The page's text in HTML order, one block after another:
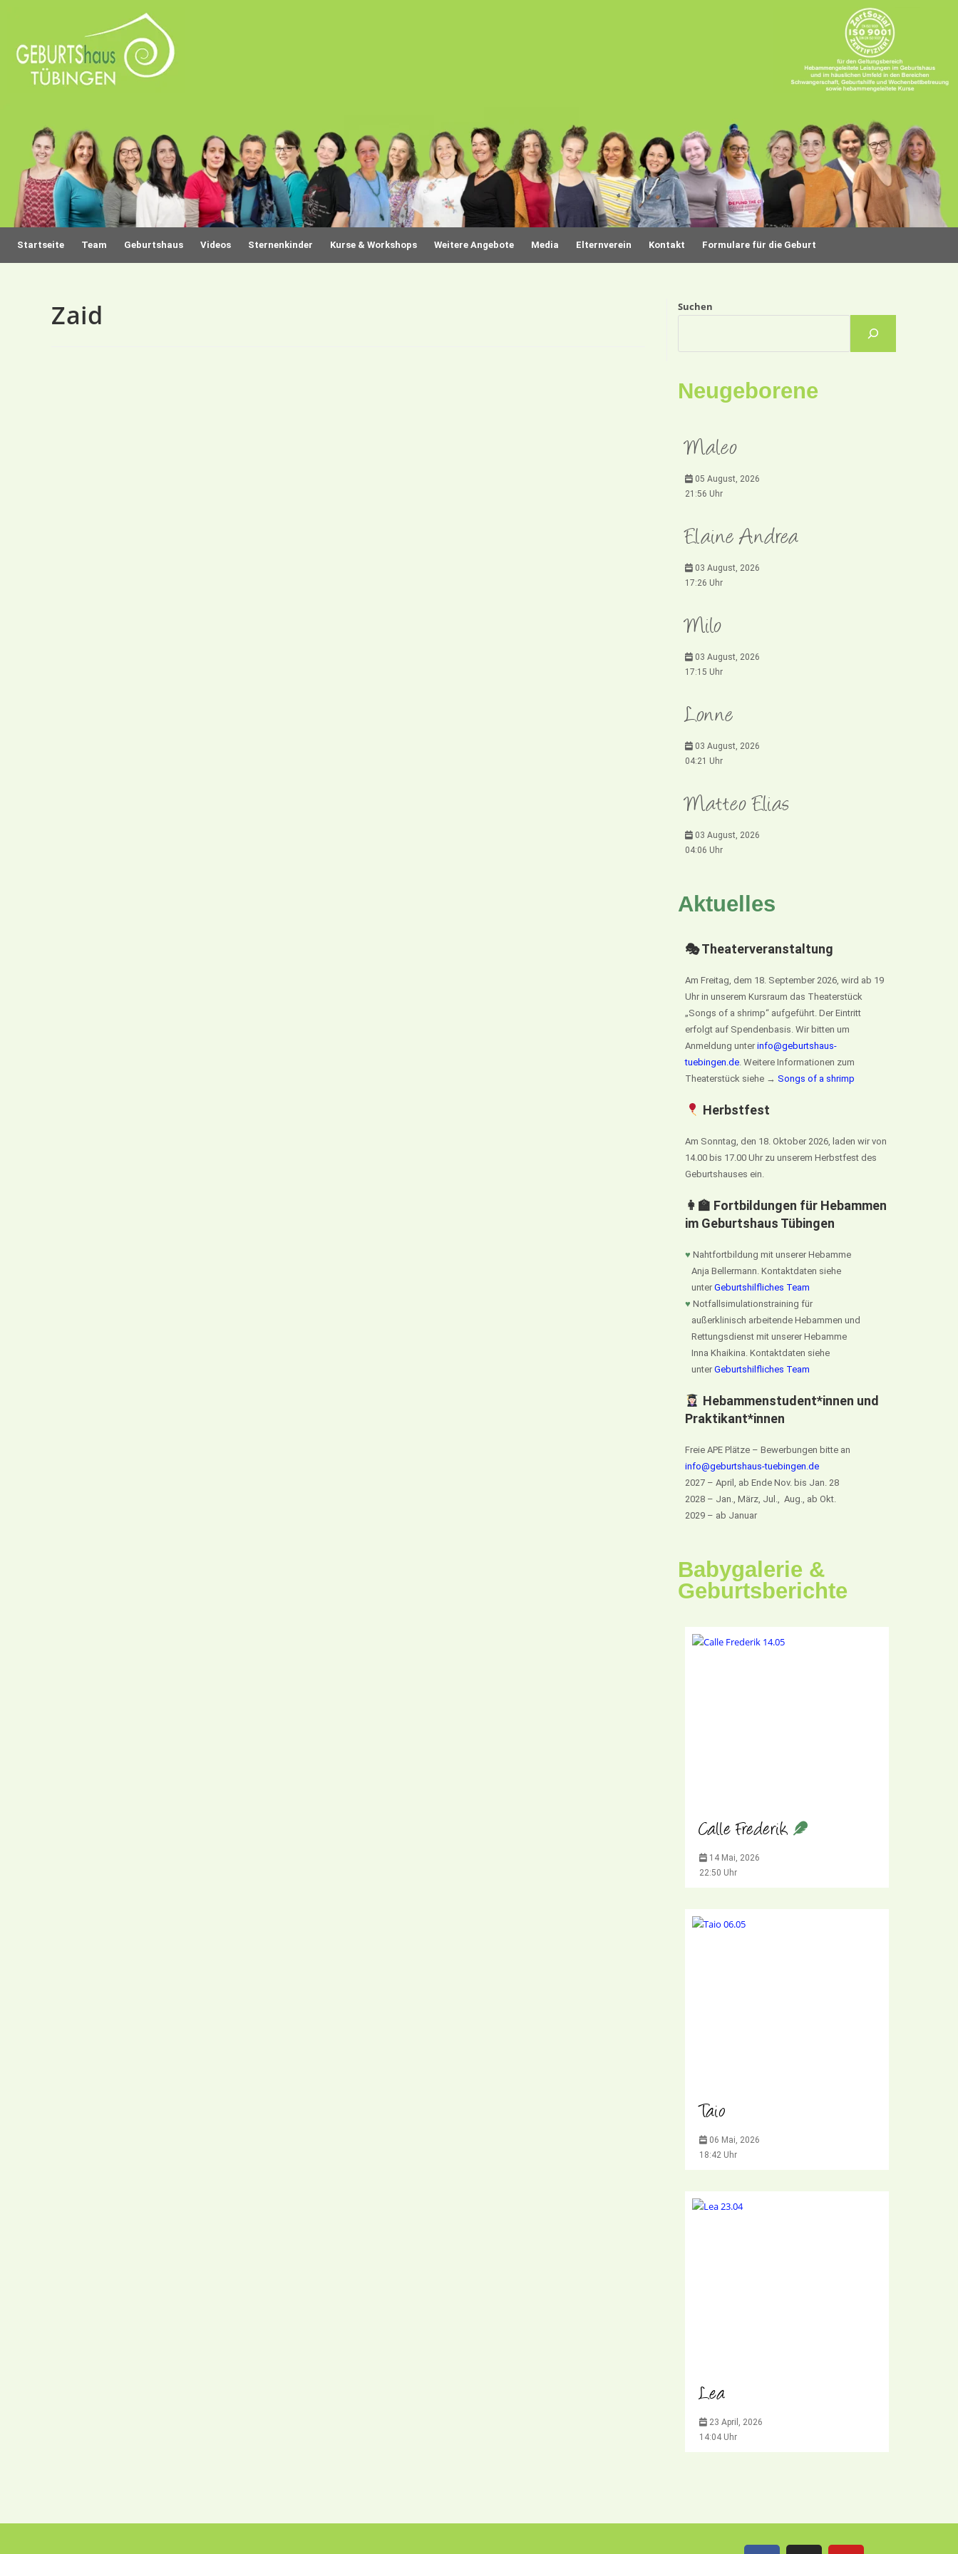
Startseite Team Geburtshaus Videos Sternenkinder Kurse & Workshops Weitere Angebote Media Elternverein Kontakt Formulare für die Geburt
Zaid Suchen
Neugeborene
Maleo
05 August, 2026
21:56 Uhr
Elaine Andrea
03 August, 2026
17:26 Uhr
Milo
03 August, 2026
17:15 Uhr
Lonne
03 August, 2026
04:21 Uhr
Matteo Elias
03 August, 2026
04:06 Uhr
Aktuelles
🎭 Theaterveranstaltung
Am Freitag, dem 18. September 2026, wird ab 19
Uhr in unserem Kursraum das Theaterstück
„Songs of a shrimp“ aufgeführt. Der Eintritt
erfolgt auf Spendenbasis. Wir bitten um
Anmeldung unter info@geburtshaus-
tuebingen.de. Weitere Informationen zum
Theaterstück siehe → Songs of a shrimp
Herbstfest
Am Sonntag, den 18. Oktober 2026, laden wir von
14.00 bis 17.00 Uhr zu unserem Herbstfest des
Geburtshauses ein.
👩‍🏫 Fortbildungen für Hebammen
im Geburtshaus Tübingen
♥ Nahtfortbildung mit unserer Hebamme
Anja Bellermann. Kontaktdaten siehe
unter Geburtshilfliches Team
♥ Notfallsimulationstraining für
außerklinisch arbeitende Hebammen und
Rettungsdienst mit unserer Hebamme
Inna Khaikina. Kontaktdaten siehe
unter Geburtshilfliches Team
Hebammenstudent*innen und
Praktikant*innen
Freie APE Plätze – Bewerbungen bitte an
info@geburtshaus-tuebingen.de
2027 – April, ab Ende Nov. bis Jan. 28
2028 – Jan., März, Jul., Aug., ab Okt.
2029 – ab Januar
Babygalerie &
Geburtsberichte
Calle Frederik
14 Mai, 2026
22:50 Uhr
Taio
06 Mai, 2026
18:42 Uhr
Lea
23 April, 2026
14:04 Uhr